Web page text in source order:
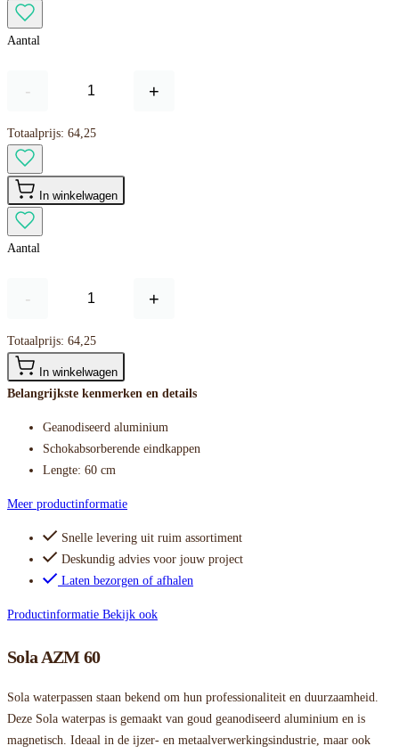
Aantal
- +
Totaalprijs: 64,25
In winkelwagen
Aantal
- +
Totaalprijs: 64,25
In winkelwagen
Belangrijkste kenmerken en details
Geanodiseerd aluminium
Schokabsorberende eindkappen
Lengte: 60 cm
Meer productinformatie
Snelle levering uit ruim assortiment
Deskundig advies voor jouw project
Laten bezorgen of afhalen
Productinformatie Bekijk ook
Sola AZM 60
Sola waterpassen staan bekend om hun professionaliteit en duurzaamheid.
Deze Sola waterpas is gemaakt van goud geanodiseerd aluminium en is
magnetisch. Ideaal in de ijzer- en metaalverwerkingsindustrie, maar ook